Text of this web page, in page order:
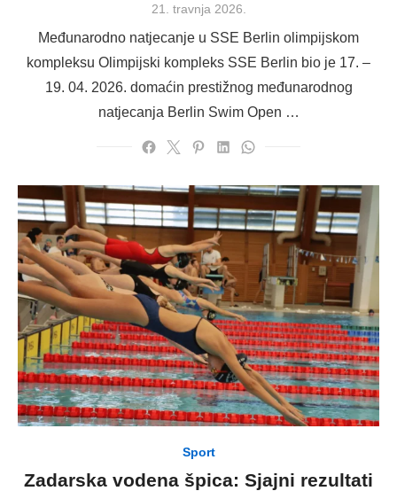
Posted
21. travnja 2026.
Međunarodno natjecanje u SSE Berlin olimpijskom
kompleksu Olimpijski kompleks SSE Berlin bio je 17. –
19. 04. 2026. domaćin prestižnog međunarodnog
natjecanja Berlin Swim Open …
Sport
Zadarska vodena špica: Sjajni rezultati